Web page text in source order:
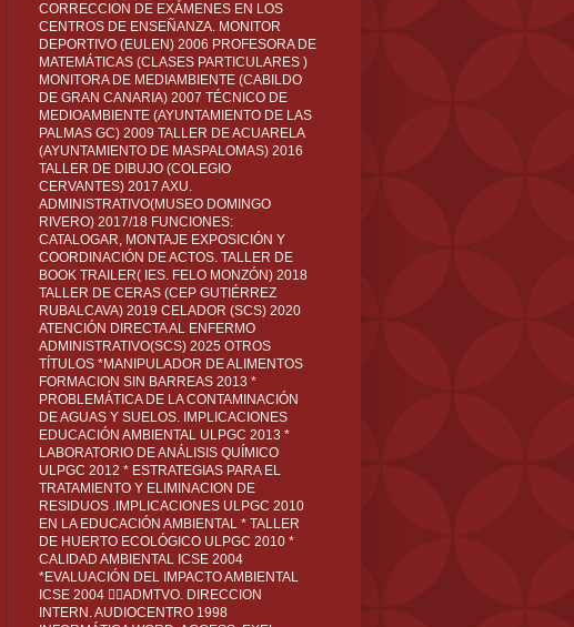
CORRECCION DE EXÁMENES EN LOS
CENTROS DE ENSEÑANZA. MONITOR
DEPORTIVO (EULEN) 2006 PROFESORA DE
MATEMÁTICAS (CLASES PARTICULARES )
MONITORA DE MEDIAMBIENTE (CABILDO
DE GRAN CANARIA) 2007 TÉCNICO DE
MEDIOAMBIENTE (AYUNTAMIENTO DE LAS
PALMAS GC) 2009 TALLER DE ACUARELA
(AYUNTAMIENTO DE MASPALOMAS) 2016
TALLER DE DIBUJO (COLEGIO
CERVANTES) 2017 AXU.
ADMINISTRATIVO(MUSEO DOMINGO
RIVERO) 2017/18 FUNCIONES:
CATALOGAR, MONTAJE EXPOSICIÓN Y
COORDINACIÓN DE ACTOS. TALLER DE
BOOK TRAILER( IES. FELO MONZÓN) 2018
TALLER DE CERAS (CEP GUTIÉRREZ
RUBALCAVA) 2019 CELADOR (SCS) 2020
ATENCIÓN DIRECTA AL ENFERMO
ADMINISTRATIVO(SCS) 2025 OTROS
TÍTULOS *MANIPULADOR DE ALIMENTOS
FORMACION SIN BARREAS 2013 *
PROBLEMÁTICA DE LA CONTAMINACIÓN
DE AGUAS Y SUELOS. IMPLICACIONES
EDUCACIÓN AMBIENTAL ULPGC 2013 *
LABORATORIO DE ANÁLISIS QUÍMICO
ULPGC 2012 * ESTRATEGIAS PARA EL
TRATAMIENTO Y ELIMINACION DE
RESIDUOS .IMPLICACIONES ULPGC 2010
EN LA EDUCACIÓN AMBIENTAL * TALLER
DE HUERTO ECOLÓGICO ULPGC 2010 *
CALIDAD AMBIENTAL ICSE 2004
*EVALUACIÓN DEL IMPACTO AMBIENTAL
ICSE 2004 ADMTVO. DIRECCION
INTERN. AUDIOCENTRO 1998